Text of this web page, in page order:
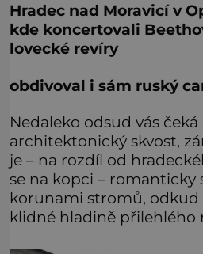
Hradec nad Moravicí v
kde koncertovali
lovecké revíry
obdivoval i sám ruský
Nedaleko odsud vás čeká
architektonický skvost,
je – na rozdíl od
se na kopci – romanticky
korunami stromů, odkud
klidné hladině přilehlého